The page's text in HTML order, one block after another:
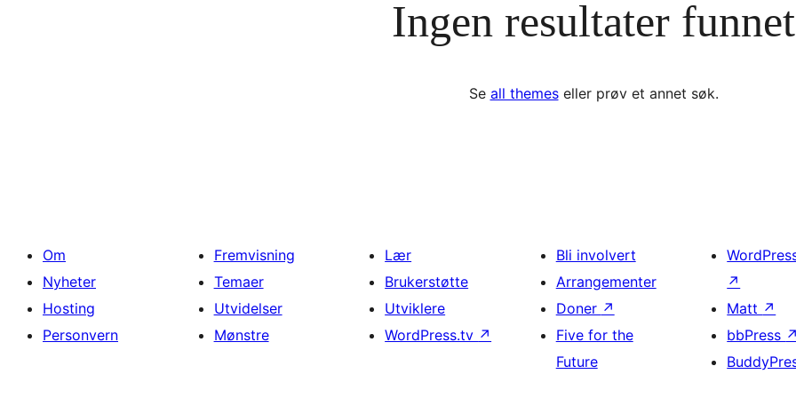
Ingen resultater funnet
Se all themeseller prøv et annet søk.
Om
Nyheter
Hosting
Personvern
Fremvisning
Temaer
Utvidelser
Mønstre
Lær
Brukerstøtte
Utviklere
WordPress.tv ↗
Bli involvert
Arrangementer
Doner ↗
Five for the
Future
↗
Matt ↗
bbPress ↗